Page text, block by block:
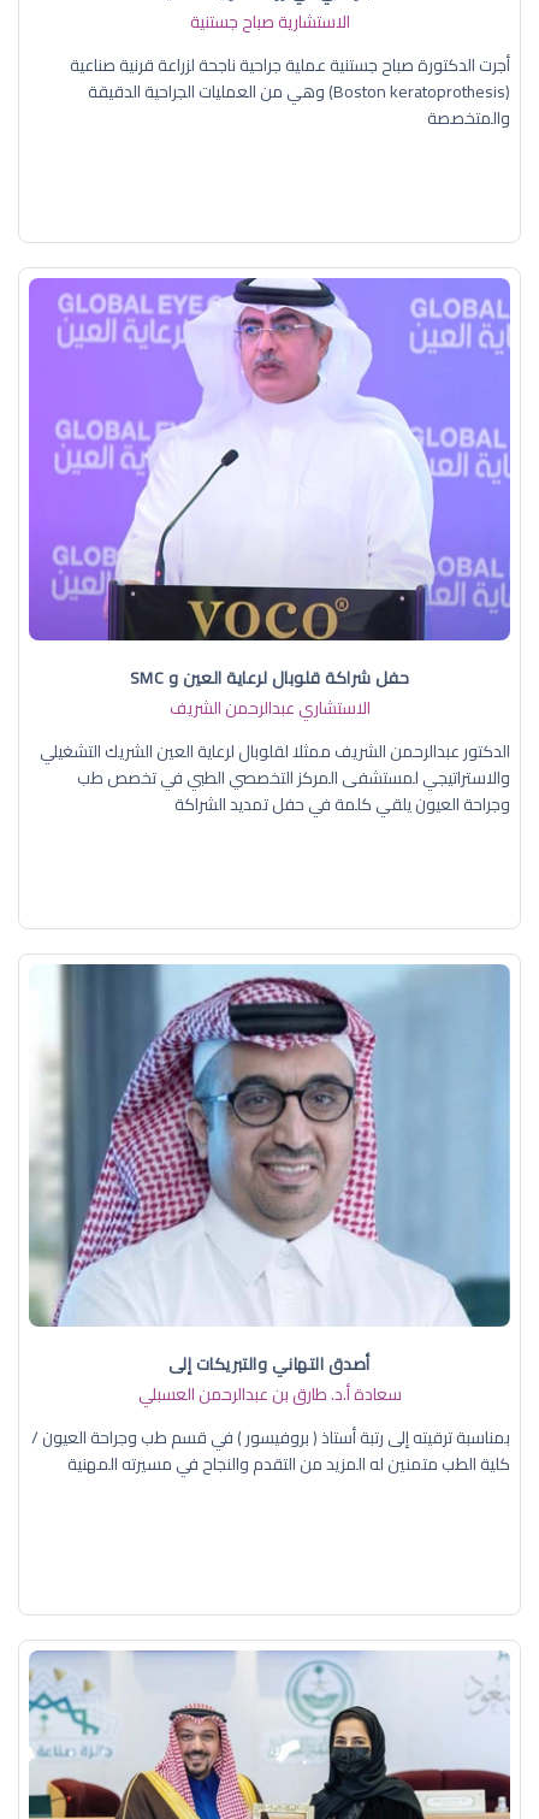
الاستشارية صباح جستنية
أجرت الدكتورة صباح جستنية عملية جراحية ناجحة لزراعة قرنية صناعية
(Boston keratoprothesis) وهي من العمليات الجراحية الدقيقة
والمتخصصة
حفل شراكة قلوبال لرعاية العين و SMC
الاستشاري عبدالرحمن الشريف
الدكتور عبدالرحمن الشريف ممثلا لقلوبال لرعاية العين الشريك التشغيلي
والاستراتيجي لمستشفى المركز التخصصي الطبي في تخصص طب
وجراحة العيون يلقي كلمة في حفل تمديد الشراكة
أصدق التهاني والتبريكات إلى
سعادة أ.د. ​طارق بن عبدالرحمن العسبلي
بمناسبة ترقيته إلى رتبة أستاذ ( بروفيسور ) في قسم طب وجراحة العيون /
كلية الطب متمنين له المزيد من التقدم والنجاح في مسيرته المهنية